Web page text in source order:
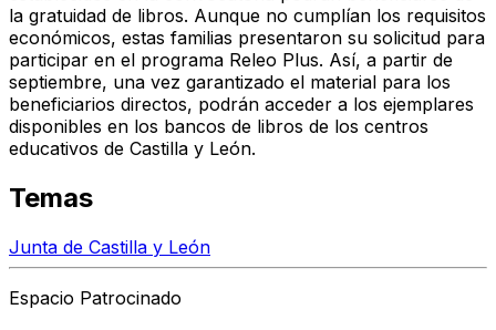
la gratuidad de libros. Aunque no cumplían los requisitos
económicos, estas familias presentaron su solicitud para
participar en el programa Releo Plus. Así, a partir de
septiembre, una vez garantizado el material para los
beneficiarios directos, podrán acceder a los ejemplares
disponibles en los bancos de libros de los centros
educativos de Castilla y León.
Temas
Junta de Castilla y León
Espacio Patrocinado